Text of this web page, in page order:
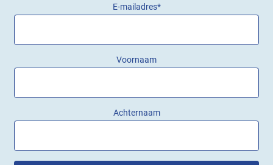
E-mailadres*
Voornaam
Achternaam